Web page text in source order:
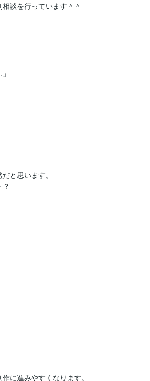
談を行っています＾＾
と思います。
に進みやすくなります。